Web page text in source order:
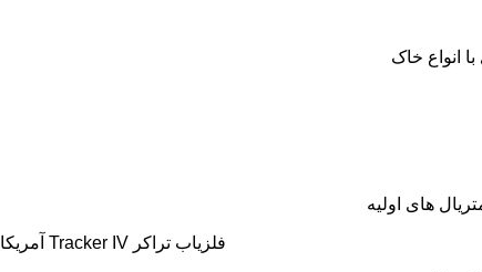
انواع خاک
های اولیه
فلزیاب تراکر Tracker IV آمریکایی